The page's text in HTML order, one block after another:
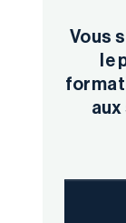
Vous
le